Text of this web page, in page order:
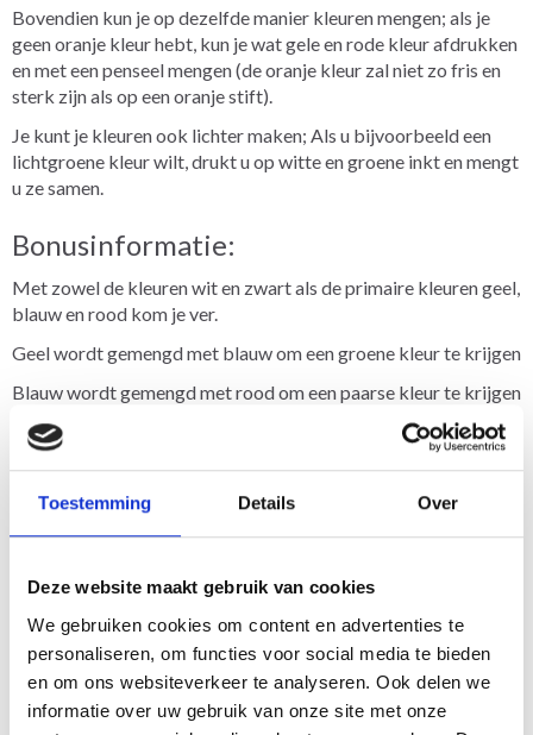
Toestemming Details Over
Deze website maakt gebruik van cookies
We gebruiken cookies om content en advertenties te
personaliseren, om functies voor social media te bieden
en om ons websiteverkeer te analyseren. Ook delen we
informatie over uw gebruik van onze site met onze
Bovendien kun je op dezelfde manier kleuren mengen; als je
geen oranje kleur hebt, kun je wat gele en rode kleur afdrukken
en met een penseel mengen (de oranje kleur zal niet zo fris en
sterk zijn als op een oranje stift).
Je kunt je kleuren ook lichter maken; Als u bijvoorbeeld een
lichtgroene kleur wilt, drukt u op witte en groene inkt en mengt
u ze samen.
Bonusinformatie:
Met zowel de kleuren wit en zwart als de primaire kleuren geel,
blauw en rood kom je ver.
Geel wordt gemengd met blauw om een groene kleur te krijgen
Blauw wordt gemengd met rood om een paarse kleur te krijgen
Rood wordt gemengd met geel om een oranje kleur te
verkrijgen
Genieten !